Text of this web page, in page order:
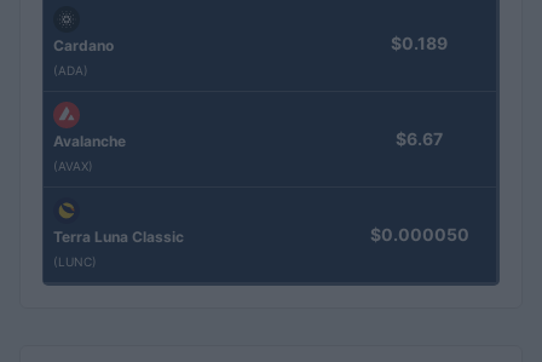
Cardano
(ADA)
$0.189
Avalanche
(AVAX)
$6.67
Terra Luna Classic
(LUNC)
$0.000050